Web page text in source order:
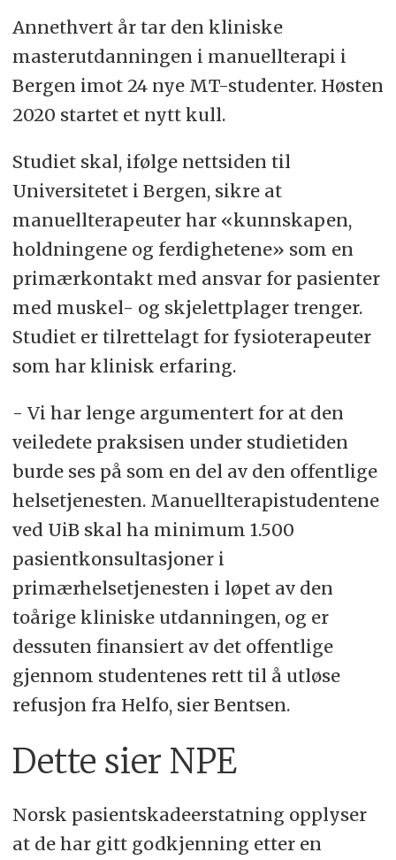
Annethvert år tar den kliniske
masterutdanningen i manuellterapi i
Bergen imot 24 nye MT-studenter. Høsten
2020 startet et nytt kull.
Studiet skal, ifølge nettsiden til
Universitetet i Bergen, sikre at
manuellterapeuter har «kunnskapen,
holdningene og ferdighetene» som en
primærkontakt med ansvar for pasienter
med muskel- og skjelettplager trenger.
Studiet er tilrettelagt for fysioterapeuter
som har klinisk erfaring.
- Vi har lenge argumentert for at den
veiledete praksisen under studietiden
burde ses på som en del av den offentlige
helsetjenesten. Manuellterapistudentene
ved UiB skal ha minimum 1.500
pasientkonsultasjoner i
primærhelsetjenesten i løpet av den
toårige kliniske utdanningen, og er
dessuten finansiert av det offentlige
gjennom studentenes rett til å utløse
refusjon fra Helfo, sier Bentsen.
Dette sier NPE
Norsk pasientskadeerstatning opplyser
at de har gitt godkjenning etter en